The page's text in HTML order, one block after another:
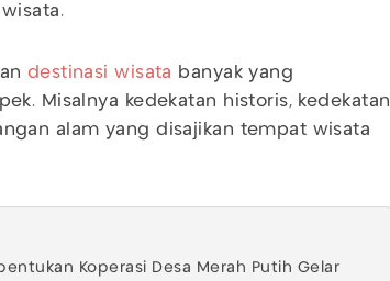
destinasi wisata banyak yang
Misalnya kedekatan historis, kedekatan
alam yang disajikan tempat wisata
Koperasi Desa Merah Putih Gelar